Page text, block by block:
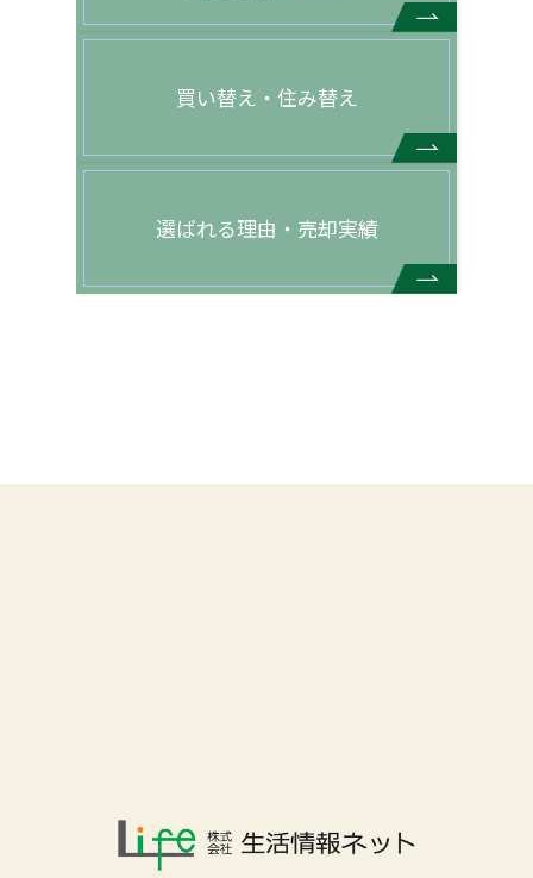
買い替え・住み替え
選ばれる理由・売却実績